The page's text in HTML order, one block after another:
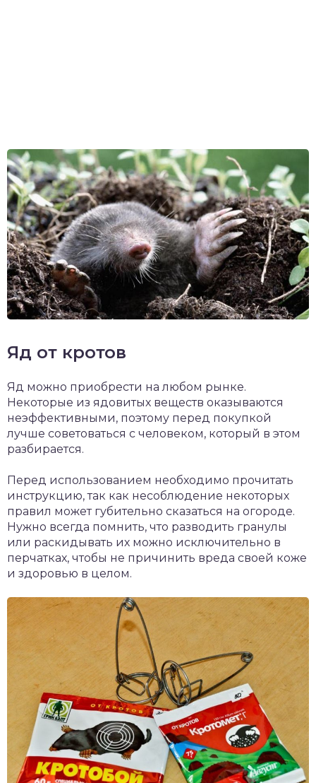
Яд от кротов
Яд можно приобрести на любом рынке.
Некоторые из ядовитых веществ оказываются
неэффективными, поэтому перед покупкой
лучше советоваться с человеком, который в этом
разбирается.
Перед использованием необходимо прочитать
инструкцию, так как несоблюдение некоторых
правил может губительно сказаться на огороде.
Нужно всегда помнить, что разводить гранулы
или раскидывать их можно исключительно в
перчатках, чтобы не причинить вреда своей коже
и здоровью в целом.